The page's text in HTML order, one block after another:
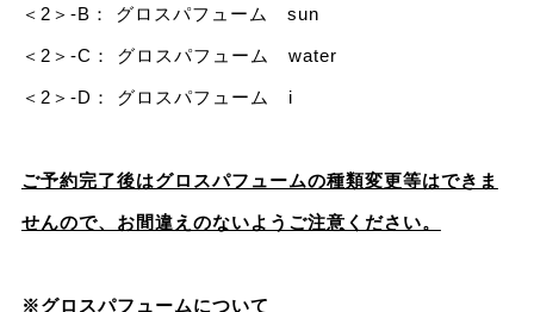
＜2＞-B： グロスパフューム sun
＜2＞-C： グロスパフューム water
＜2＞-D： グロスパフューム i
ご予約完了後はグロスパフュームの種類変更等はできま
せんので、お間違えのないようご注意ください。
※グロスパフュームについて